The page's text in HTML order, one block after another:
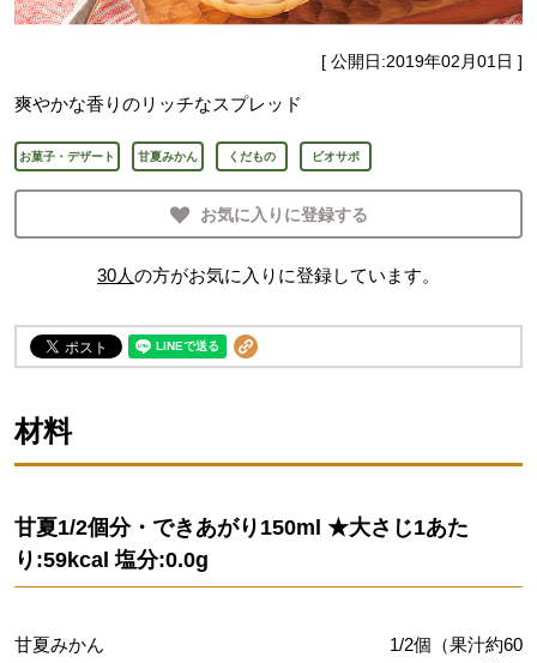
[ 公開日:2019年02月01日 ]
爽やかな香りのリッチなスプレッド
お菓子・デザート 甘夏みかん くだもの ビオサポ
お気に入りに登録する
30人の方がお気に入りに登録しています。
材料
甘夏1/2個分・できあがり150ml ★大さじ1あた
り:59kcal 塩分:0.0g
甘夏みかん
1/2個（果汁約60